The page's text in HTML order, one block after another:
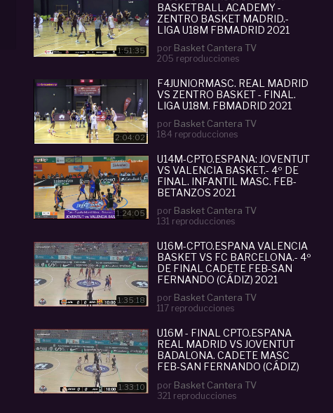
1:51:35
BASKETBALL ACADEMY -
ZENTRO BASKET MADRID.-
LIGA U18M FBMADRID 2021
por Basket Cantera TV
205 reproducciones
2:04:02
F4JUNIORMASC. REAL MADRID
VS ZENTRO BASKET - FINAL.
LIGA U18M. FBMADRID 2021
por Basket Cantera TV
184 reproducciones
1:24:05
U14M-CPTO.ESPAÑA: JOVENTUT
VS VALENCIA BASKET.- 4º DE
FINAL. INFANTIL MASC. FEB-
BETANZOS 2021
por Basket Cantera TV
131 reproducciones
1:35:18
U16M-CPTO.ESPAÑA VALENCIA
BASKET VS FC BARCELONA.- 4º
DE FINAL CADETE FEB-SAN
FERNANDO (CÁDIZ) 2021
por Basket Cantera TV
117 reproducciones
1:33:10
U16M - FINAL CPTO.ESPAÑA
REAL MADRID VS JOVENTUT
BADALONA. CADETE MASC
FEB-SAN FERNANDO (CÁDIZ)
por Basket Cantera TV
321 reproducciones